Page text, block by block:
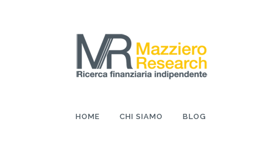
HOME CHI SIAMO BLOG